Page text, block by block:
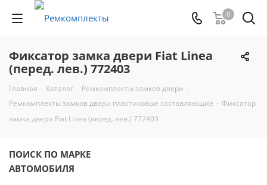
0
Фиксатор замка двери Fiat Linea
(перед. лев.) 772403
Главная - Каталог - Ремкомплекты замков двери -
Ремкомплекты замков двери пластиковые составляющие - Фиксатор
замка двери Fiat Linea (перед. лев.) 772403
ПОИСК ПО МАРКЕ
АВТОМОБИЛЯ